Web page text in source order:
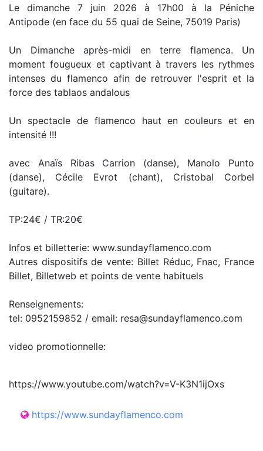
Le dimanche 7 juin 2026 à 17h00 à la Péniche
Antipode (en face du 55 quai de Seine, 75019 Paris)
Un Dimanche après-midi en terre flamenca. Un
moment fougueux et captivant à travers les rythmes
intenses du flamenco afin de retrouver l'esprit et la
force des tablaos andalous
Un spectacle de flamenco haut en couleurs et en
intensité !!!
avec Anaïs Ribas Carrion (danse), Manolo Punto
(danse), Cécile Evrot (chant), Cristobal Corbel
(guitare).
TP:24€ / TR:20€
Infos et billetterie: www.sundayflamenco.com
Autres dispositifs de vente: Billet Réduc, Fnac, France
Billet, Billetweb et points de vente habituels
Renseignements:
tel: 0952159852 / email: resa@sundayflamenco.com
video promotionnelle:
https://www.youtube.com/watch?v=V-K3N1ijOxs
https://www.sundayflamenco.com